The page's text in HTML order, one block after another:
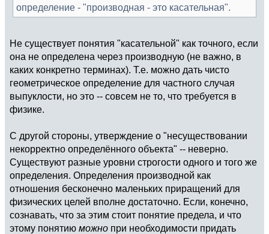
определение - "производная - это касательная".
Не существует понятия "касательной" как точного, если
она не определена через производную (не важно, в
каких конкретно терминах). Т.е. можно дать чисто
геометрическое определение для частного случая
выпуклости, но это -- совсем не то, что требуется в
физике.
С другой стороны, утверждение о "несуществовании
некорректно определённого объекта" -- неверно.
Существуют разные уровни строгости одного и того же
определения. Определения производной как
отношения бесконечно маленьких приращений для
физических целей вполне достаточно. Если, конечно,
сознавать, что за этим стоит понятие предела, и что
этому понятию можно при необходимости придать